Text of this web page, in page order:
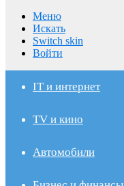
Меню
Искать
Switch skin
Войти
IT и интернет
TV и кино
Автомобили